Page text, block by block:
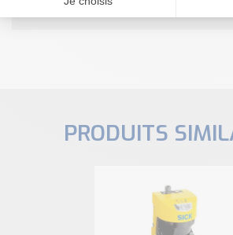
PRODUITS